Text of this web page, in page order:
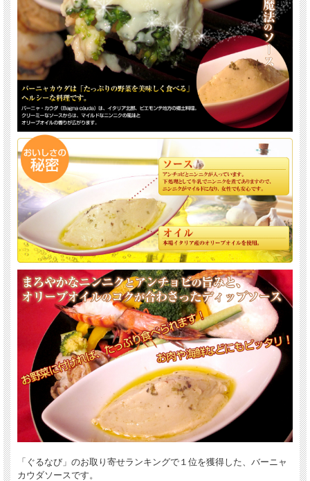
「ぐるなび」のお取り寄せランキングで１位を獲得した、バーニャ
カウダソースです。